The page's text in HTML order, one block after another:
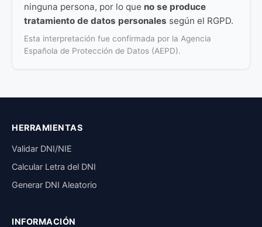
ninguna persona, por lo que no se produce
tratamiento de datos personales según el RGPD.
Esta interpretación fue confirmada por la Agencia
Española de Protección de Datos (AEPD).
HERRAMIENTAS
Validar DNI/NIE
Calcular Letra del DNI
Generar DNI Aleatorio
INFORMACIÓN